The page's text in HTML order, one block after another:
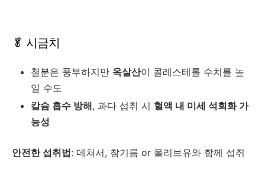
🥬 시금치
철분은 풍부하지만 옥살산이 콜레스테롤 수치를 높
일 수도
칼슘 흡수 방해, 과다 섭취 시 혈액 내 미세 석회화 가
능성
안전한 섭취법: 데쳐서, 참기름 or 올리브유와 함께 섭취